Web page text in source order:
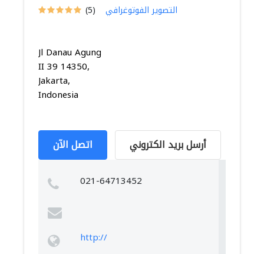
(5) التصوير الفوتوغرافي
Jl Danau Agung
II 39 14350,
Jakarta,
Indonesia
اتصل الآن أرسل بريد الكتروني
021-64713452
http://